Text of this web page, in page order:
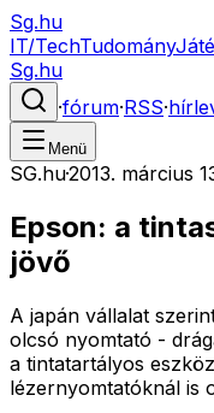
Sg.hu
IT/TechTudomány
Sg.hu
·fórum·RSS·
Menü
SG.hu·2013. március
Epson: a
jövő
A japán vállalat
olcsó nyomtató -
a tintatartályos
lézernyomtatóknál is